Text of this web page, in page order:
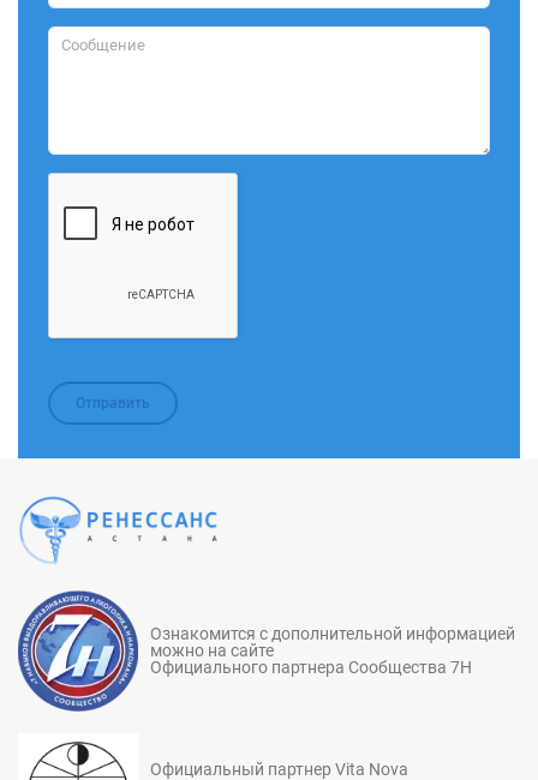
Ознакомится с дополнительной информацией
можно на сайте
Официального партнера Сообщества 7Н
Официальный партнер Vita Nova